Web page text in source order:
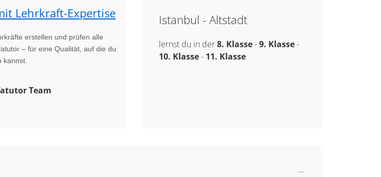
Lehrkraft-Expertise
erstellen und prüfen alle
– für eine Qualität, auf die du
kannst.
Team
Istanbul - Altstadt
lernst du in der8. Klasse-9. Klasse-
10. Klasse- 11. Klasse